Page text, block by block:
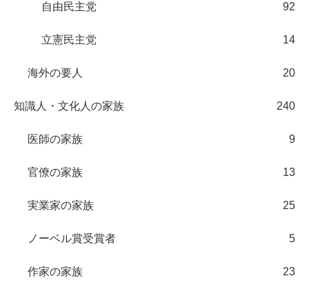
自由民主党 92
立憲民主党 14
海外の要人 20
知識人・文化人の家族 240
医師の家族 9
官僚の家族 13
実業家の家族 25
ノーベル賞受賞者 5
作家の家族 23